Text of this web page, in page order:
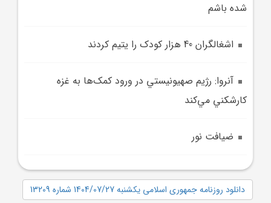
شده باشم
اشغالگران 40 هزار کودک را يتيم کردند
آنروا: رژيم صهيونيستي در ورود کمک‌ها به غزه
کارشکني مي‌کند
ضيافت نور
دانلود روزنامه جمهوری اسلامی یکشنبه 1404/07/27 شماره 13209